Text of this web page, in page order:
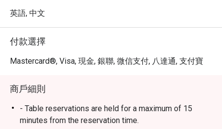
英語, 中文
付款選擇
Mastercard®, Visa, 現金, 銀聯, 微信支付, 八達通, 支付寶
商戶細則
- Table reservations are held for a maximum of 15
minutes from the reservation time.